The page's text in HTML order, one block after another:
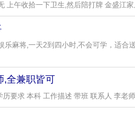
上午收拾一下卫生,然后陪打牌 金盛江
乐麻将,一天2到四小时,不会可学，适合
,全兼职皆可
要求 本科 工作描述 带班 联系人 李老